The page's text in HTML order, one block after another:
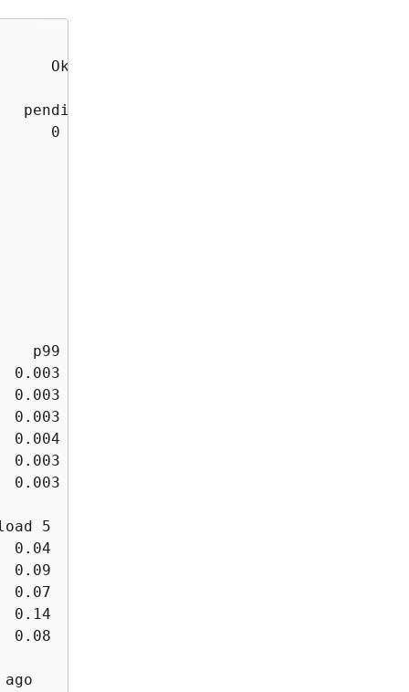
Ok                       2015-07-08
Ruby 2.1
pending  unknown
0        0
p99      p90      p75     p50     p10
0.002    0.001   0.001   0.000
0.002    0.001   0.001   0.000
0.002    0.001   0.001   0.000
0.002    0.001   0.001   0.000
0.002    0.001   0.001   0.000
0.002    0.001   0.001   0.000
5      user%  nice%  system%  idle%
0.04        6.2    0.0      1.0   92.5
0.09        5.9    0.0      1.6   92.4
0.07        5.5    0.0      0.9   93.2
0.14        5.7    0.0      1.4   92.7
0.08        6.5    0.0      1.2   92.1